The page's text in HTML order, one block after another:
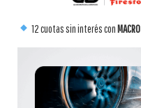
12 cuotas sin interés conMACRO